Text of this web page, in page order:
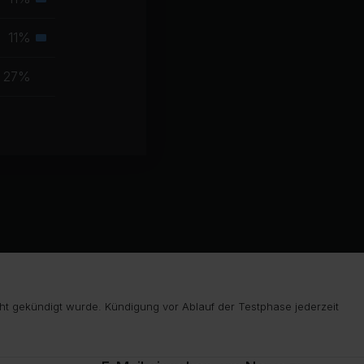
Sekundäre
11% Sekundäre
27%
gekündigt wurde. Kündigung vor Ablauf der Testphase jederzeit